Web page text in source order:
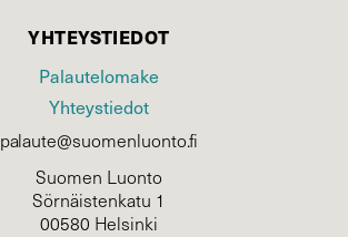
YHTEYSTIEDOT
Palautelomake
Yhteystiedot
palaute@suomenluonto.fi
Suomen Luonto
Sörnäistenkatu 1
00580 Helsinki